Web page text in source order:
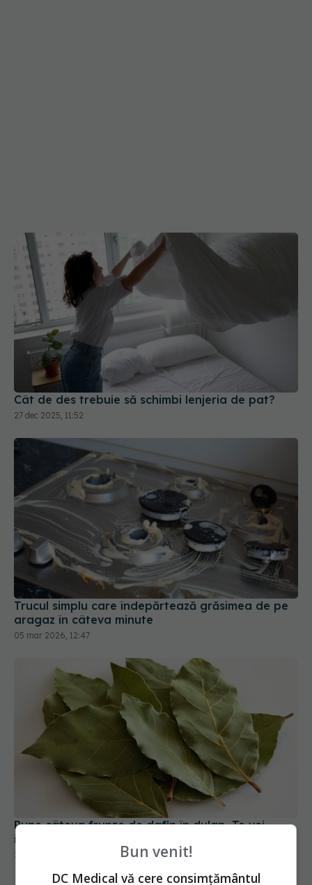
Cât de des trebuie să schimbi lenjeria de pat?
27 dec 2025, 11:52
Trucul simplu care îndepărtează grăsimea de pe
aragaz în câteva minute
05 mar 2026, 12:47
Pune câteva frunze de dafin în dulap. Te vei
îndrăgosti de acest truc
26 dec 2025, 21:36
Bun venit!
DC Medical vă cere consimțământul